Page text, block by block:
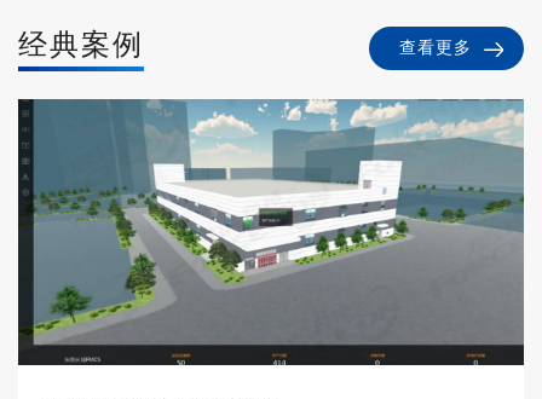
系统采用客户端／移动端/服务器相结合的系统结构、组态
工具等先进技术，具有容量大、响应快、可靠性高、组态
方便灵活等特点，能够为实现管理现代化提供有力的支
经典案例 查看更多